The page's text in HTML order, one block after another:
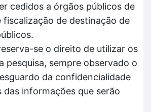
cedidos a órgãos públicos de
fiscalização de destinação de
se o direito de utilizar os
pesquisa, sempre observado o
da confidencialidade
das informações que serão